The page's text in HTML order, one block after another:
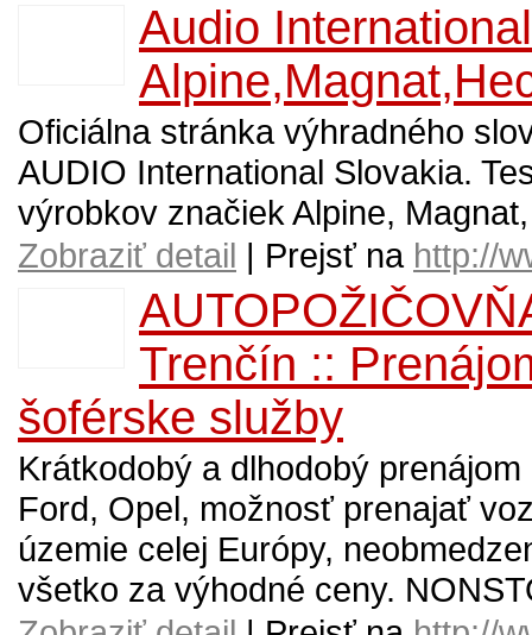
Audio
Oficiálna stránka výhradného
AUDIO International Slovakia.
výrobkov značiek Alpine,
Zobraziť detail | Prejsť na http://
Trenčín ::
šoférske služby
Krátkodobý a dlhodobý
Ford, Opel, možnosť prenajať
územie celej Európy,
všetko za výhodné ceny.